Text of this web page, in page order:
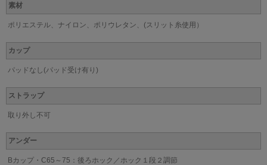
素材
ポリエステル、ナイロン、ポリウレタン、(スリット糸使用）
カップ
パッドなし(パッド受け有り)
ストラップ
取り外し不可
アンダー
Bカップ・C65～75：後ろホック／ホック１段２調節